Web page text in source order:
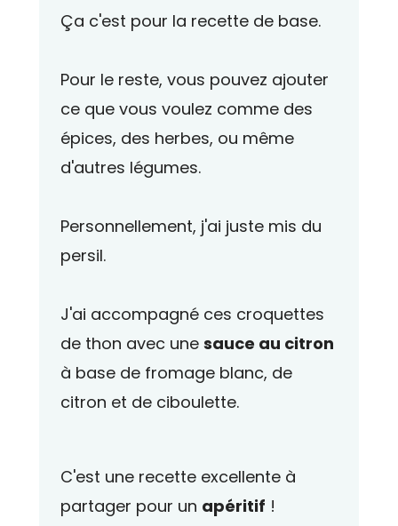
Ça c'est pour la recette de base.
Pour le reste, vous pouvez ajouter
ce que vous voulez comme des
épices, des herbes, ou même
d'autres légumes.
Personnellement, j'ai juste mis du
persil.
J'ai accompagné ces croquettes
de thon avec une sauce au citron
à base de fromage blanc, de
citron et de ciboulette.
C'est une recette excellente à
partager pour un apéritif !